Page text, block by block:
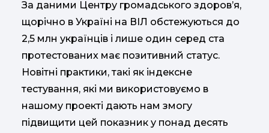
За даними Центру громадського здоров’я,
щорічно в Україні на ВІЛ обстежуються до
2,5 млн українців і лише один серед ста
протестованих має позитивний статус.
Новітні практики, такі як індексне
тестування, які ми використовуємо в
нашому проекті дають нам змогу
підвищити цей показник у понад десять